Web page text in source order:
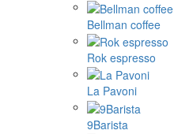
Bellman coffee
Rok espresso
La Pavoni
9Barista